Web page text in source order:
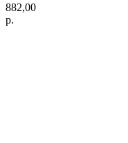
882,00
р.